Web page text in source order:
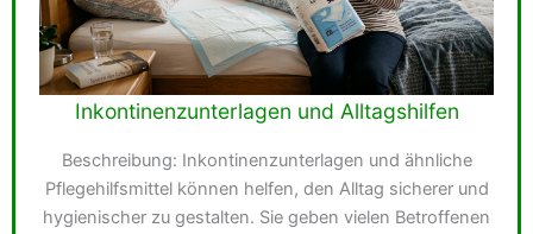
Inkontinenzunterlagen und Alltagshilfen
Beschreibung: Inkontinenzunterlagen und ähnliche
Pflegehilfsmittel können helfen, den Alltag sicherer und
hygienischer zu gestalten. Sie geben vielen Betroffenen